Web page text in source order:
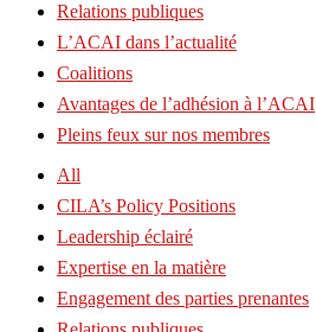
Relations publiques
L’ACAI dans l’actualité
Coalitions
Avantages de l’adhésion à l’ACAI
Pleins feux sur nos membres
All
CILA’s Policy Positions
Leadership éclairé
Expertise en la matière
Engagement des parties prenantes